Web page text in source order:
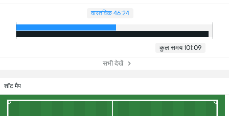
वास्तविक 46:24
कुल समय 101:09
सभी देखें
शॉट मैप